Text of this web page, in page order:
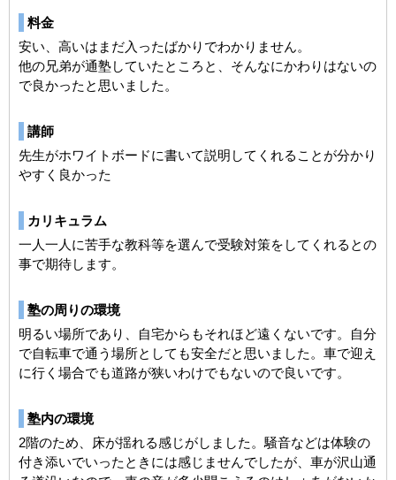
料金
安い、高いはまだ入ったばかりでわかりません。
他の兄弟が通塾していたところと、そんなにかわりはないの
で良かったと思いました。
講師
先生がホワイトボードに書いて説明してくれることが分かり
やすく良かった
カリキュラム
一人一人に苦手な教科等を選んで受験対策をしてくれるとの
事で期待します。
塾の周りの環境
明るい場所であり、自宅からもそれほど遠くないです。自分
で自転車で通う場所としても安全だと思いました。車で迎え
に行く場合でも道路が狭いわけでもないので良いです。
塾内の環境
2階のため、床が揺れる感じがしました。騒音などは体験の
付き添いでいったときには感じませんでしたが、車が沢山通